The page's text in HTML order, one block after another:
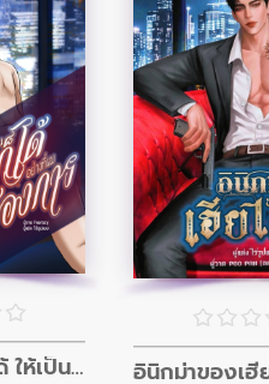
ผมเปลี่ยนใครก็ได้ ให้เป็นอย่างที่ผมต้องการ